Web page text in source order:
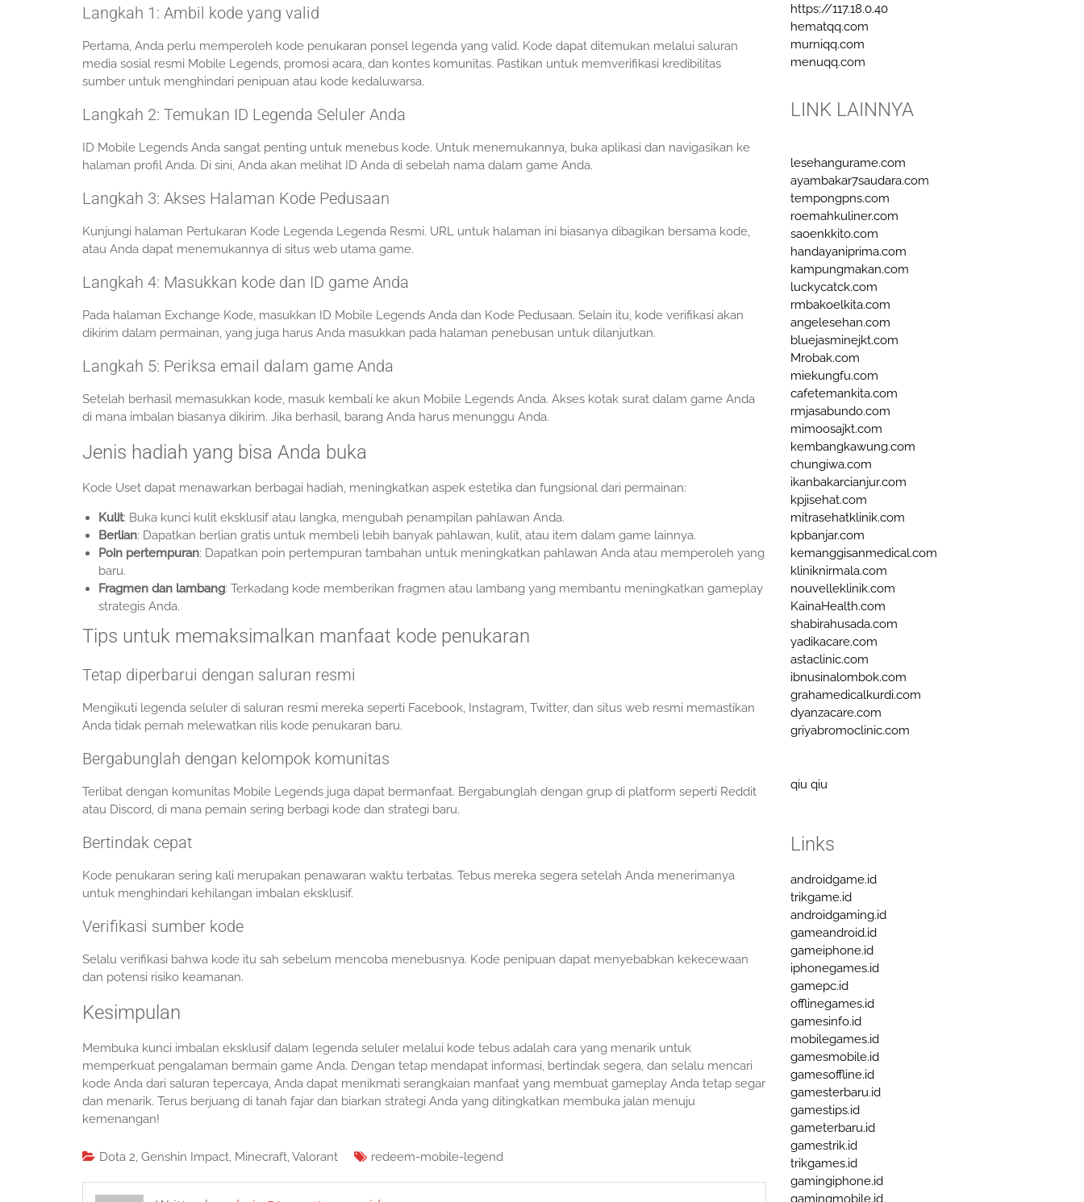
Langkah 1: Ambil kode yang valid
Pertama, Anda perlu memperoleh kode penukaran ponsel legenda yang valid. Kode dapat ditemukan melalui saluran
media sosial resmi Mobile Legends, promosi acara, dan kontes komunitas. Pastikan untuk memverifikasi kredibilitas
sumber untuk menghindari penipuan atau kode kedaluwarsa.
Langkah 2: Temukan ID Legenda Seluler Anda
ID Mobile Legends Anda sangat penting untuk menebus kode. Untuk menemukannya, buka aplikasi dan navigasikan ke
halaman profil Anda. Di sini, Anda akan melihat ID Anda di sebelah nama dalam game Anda.
Langkah 3: Akses Halaman Kode Pedusaan
Kunjungi halaman Pertukaran Kode Legenda Legenda Resmi. URL untuk halaman ini biasanya dibagikan bersama kode,
atau Anda dapat menemukannya di situs web utama game.
Langkah 4: Masukkan kode dan ID game Anda
Pada halaman Exchange Kode, masukkan ID Mobile Legends Anda dan Kode Pedusaan. Selain itu, kode verifikasi akan
dikirim dalam permainan, yang juga harus Anda masukkan pada halaman penebusan untuk dilanjutkan.
Langkah 5: Periksa email dalam game Anda
Setelah berhasil memasukkan kode, masuk kembali ke akun Mobile Legends Anda. Akses kotak surat dalam game Anda
di mana imbalan biasanya dikirim. Jika berhasil, barang Anda harus menunggu Anda.
Jenis hadiah yang bisa Anda buka
Kode Uset dapat menawarkan berbagai hadiah, meningkatkan aspek estetika dan fungsional dari permainan:
Kulit: Buka kunci kulit eksklusif atau langka, mengubah penampilan pahlawan Anda.
Berlian: Dapatkan berlian gratis untuk membeli lebih banyak pahlawan, kulit, atau item dalam game lainnya.
Poin pertempuran: Dapatkan poin pertempuran tambahan untuk meningkatkan pahlawan Anda atau memperoleh yang
baru.
Fragmen dan lambang: Terkadang kode memberikan fragmen atau lambang yang membantu meningkatkan gameplay
strategis Anda.
Tips untuk memaksimalkan manfaat kode penukaran
Tetap diperbarui dengan saluran resmi
Mengikuti legenda seluler di saluran resmi mereka seperti Facebook, Instagram, Twitter, dan situs web resmi memastikan
Anda tidak pernah melewatkan rilis kode penukaran baru.
Bergabunglah dengan kelompok komunitas
Terlibat dengan komunitas Mobile Legends juga dapat bermanfaat. Bergabunglah dengan grup di platform seperti Reddit
atau Discord, di mana pemain sering berbagi kode dan strategi baru.
Bertindak cepat
Kode penukaran sering kali merupakan penawaran waktu terbatas. Tebus mereka segera setelah Anda menerimanya
untuk menghindari kehilangan imbalan eksklusif.
Verifikasi sumber kode
Selalu verifikasi bahwa kode itu sah sebelum mencoba menebusnya. Kode penipuan dapat menyebabkan kekecewaan
dan potensi risiko keamanan.
Kesimpulan
Membuka kunci imbalan eksklusif dalam legenda seluler melalui kode tebus adalah cara yang menarik untuk
memperkuat pengalaman bermain game Anda. Dengan tetap mendapat informasi, bertindak segera, dan selalu mencari
kode Anda dari saluran tepercaya, Anda dapat menikmati serangkaian manfaat yang membuat gameplay Anda tetap segar
dan menarik. Terus berjuang di tanah fajar dan biarkan strategi Anda yang ditingkatkan membuka jalan menuju
kemenangan!
Dota 2, Genshin Impact, Minecraft,Valorant redeem-mobile-legend
https://117.18.0.40
hematqq.com
murniqq.com
menuqq.com
LINK LAINNYA
lesehangurame.com
ayambakar7saudara.com
tempongpns.com
roemahkuliner.com
saoenkkito.com
handayaniprima.com
kampungmakan.com
luckycatck.com
rmbakoelkita.com
angelesehan.com
bluejasminejkt.com
Mrobak.com
miekungfu.com
cafetemankita.com
rmjasabundo.com
mimoosajkt.com
kembangkawung.com
chungiwa.com
ikanbakarcianjur.com
kpjisehat.com
mitrasehatklinik.com
kpbanjar.com
kemanggisanmedical.com
kliniknirmala.com
nouvelleklinik.com
KainaHealth.com
shabirahusada.com
yadikacare.com
astaclinic.com
ibnusinalombok.com
grahamedicalkurdi.com
dyanzacare.com
griyabromoclinic.com
qiu qiu
Links
androidgame.id
trikgame.id
androidgaming.id
gameandroid.id
gameiphone.id
iphonegames.id
gamepc.id
offlinegames.id
gamesinfo.id
mobilegames.id
gamesmobile.id
gamesoffline.id
gamesterbaru.id
gamestips.id
gameterbaru.id
gamestrik.id
trikgames.id
gamingiphone.id
gamingmobile.id